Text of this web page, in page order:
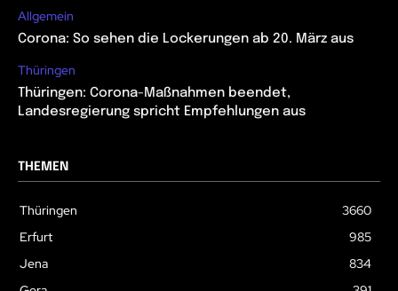
Allgemein
Corona: So sehen die Lockerungen ab 20. März aus
Thüringen
Thüringen: Corona-Maßnahmen beendet,
Landesregierung spricht Empfehlungen aus
THEMEN
Thüringen
3660
Erfurt
985
Jena
834